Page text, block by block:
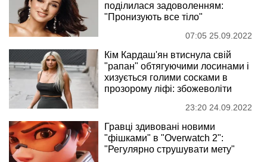
поділилася задоволенням:
"Пронизують все тіло"
07:05 25.09.2022
Кім Кардаш'ян втиснула свій
"рапан" обтягуючими лосинами і
хизується голими сосками в
прозорому ліфі: збожеволіти
23:20 24.09.2022
Гравці здивовані новими
"фішками" в "Overwatch 2":
"Регулярно струшувати мету"